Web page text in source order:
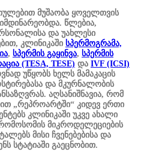
მუშაობა ყოველთვის
წლებია,
და უახლესი
კლინიკაში სპერმოგრამა,
, სპერმის გაყინვა, სპერმის
(TESA, TESE) და IVF (ICSI)
უწყობს ხელს მამაკაცის
და მკურნალობის
აღსანიშნავია, რომ
„რეპროარტში“ კიდევ ერთი
კლინიკაში უკვე ახალი
მიკროდელეციების
მისი ჩვენებებისა და
სტატიაში გაეცნობით.